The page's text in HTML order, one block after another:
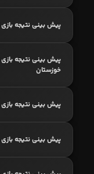
پیش بینی نتیجه
پیش بینی نتیجه بازی
خوزستان
پیش بینی نتیجه
پیش بینی نتیجه بازی